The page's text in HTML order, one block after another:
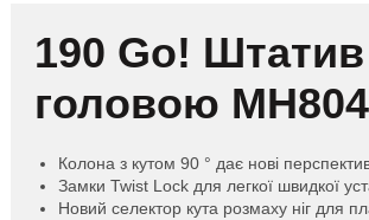
190 Go!
головою
Колона з кутом 90 ° дає нові
Замки Twist Lock для легкої швидкої
Новий селектор кута розмаху ніг для